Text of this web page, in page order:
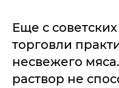
Еще с
торговли
несвежего
раствор не